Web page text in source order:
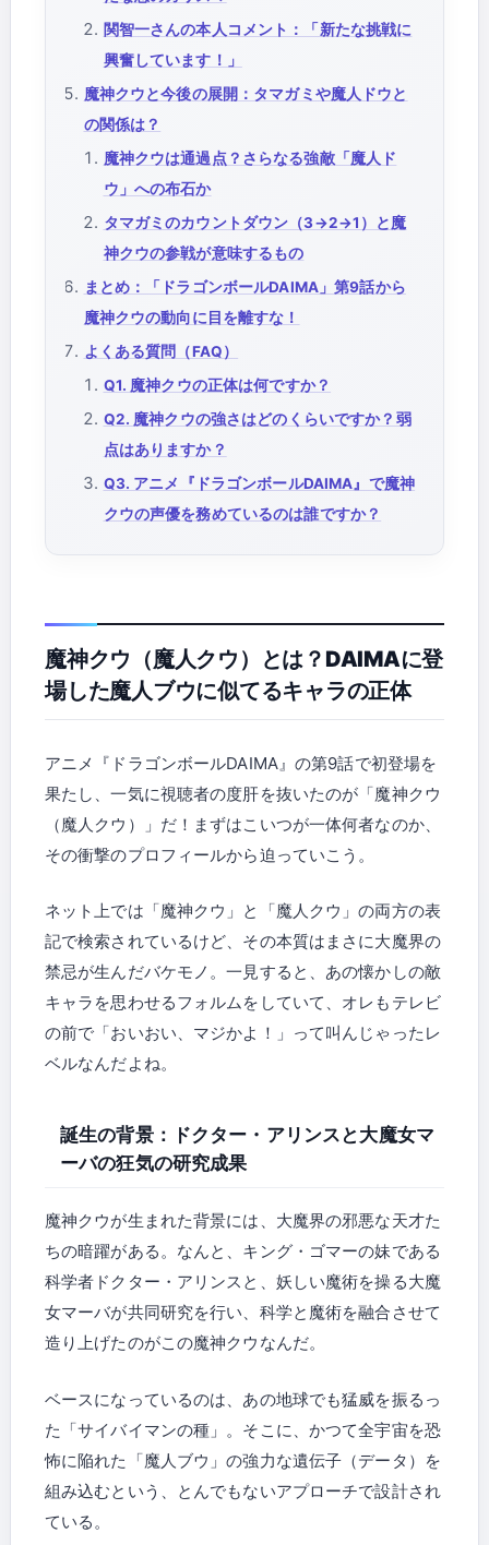
関智一さんの本人コメント：「新たな挑戦に
興奮しています！」
魔神クウと今後の展開：タマガミや魔人ドウと
の関係は？
魔神クウは通過点？さらなる強敵「魔人ド
ウ」への布石か
タマガミのカウントダウン（3→2→1）と魔
神クウの参戦が意味するもの
まとめ：「ドラゴンボールDAIMA」第9話から
魔神クウの動向に目を離すな！
よくある質問（FAQ）
Q1. 魔神クウの正体は何ですか？
Q2. 魔神クウの強さはどのくらいですか？弱
点はありますか？
Q3. アニメ『ドラゴンボールDAIMA』で魔神
クウの声優を務めているのは誰ですか？
魔神クウ（魔人クウ）とは？DAIMAに登
場した魔人ブウに似てるキャラの正体
アニメ『ドラゴンボールDAIMA』の第9話で初登場を
果たし、一気に視聴者の度肝を抜いたのが「魔神クウ
（魔人クウ）」だ！まずはこいつが一体何者なのか、
その衝撃のプロフィールから迫っていこう。
ネット上では「魔神クウ」と「魔人クウ」の両方の表
記で検索されているけど、その本質はまさに大魔界の
禁忌が生んだバケモノ。一見すると、あの懐かしの敵
キャラを思わせるフォルムをしていて、オレもテレビ
の前で「おいおい、マジかよ！」って叫んじゃったレ
ベルなんだよね。
誕生の背景：ドクター・アリンスと大魔女マ
ーバの狂気の研究成果
魔神クウが生まれた背景には、大魔界の邪悪な天才た
ちの暗躍がある。なんと、キング・ゴマーの妹である
科学者ドクター・アリンスと、妖しい魔術を操る大魔
女マーバが共同研究を行い、科学と魔術を融合させて
造り上げたのがこの魔神クウなんだ。
ベースになっているのは、あの地球でも猛威を振るっ
た「サイバイマンの種」。そこに、かつて全宇宙を恐
怖に陥れた「魔人ブウ」の強力な遺伝子（データ）を
組み込むという、とんでもないアプローチで設計され
ている。